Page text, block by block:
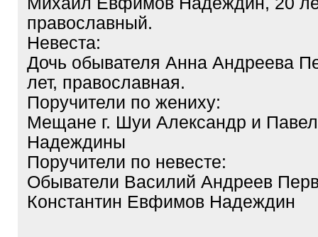
православный.
Невеста:
Дочь обывателя Анна Андреева
лет, православная.
Поручители по жениху:
Мещане г. Шуи Александр и
Надеждины
Поручители по невесте:
Обыватели Василий Андреев
Константин Евфимов Надеждин